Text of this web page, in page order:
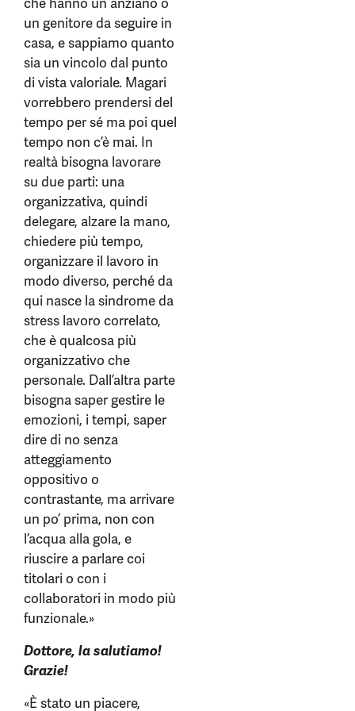
un genitore da seguire in
casa, e sappiamo quanto
sia un vincolo dal punto
di vista valoriale. Magari
vorrebbero prendersi del
tempo per sé ma poi quel
tempo non c’è mai. In
realtà bisogna lavorare
su due parti: una
organizzativa, quindi
delegare, alzare la mano,
chiedere più tempo,
organizzare il lavoro in
modo diverso, perché da
qui nasce la sindrome da
stress lavoro correlato,
che è qualcosa più
organizzativo che
personale. Dall’altra parte
bisogna saper gestire le
emozioni, i tempi, saper
dire di no senza
atteggiamento
oppositivo o
contrastante, ma arrivare
un po’ prima, non con
l’acqua alla gola, e
riuscire a parlare coi
titolari o con i
collaboratori in modo più
funzionale.»
Dottore, la salutiamo!
Grazie!
«È stato un piacere,